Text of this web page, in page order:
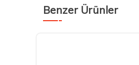
Benzer Ürünler